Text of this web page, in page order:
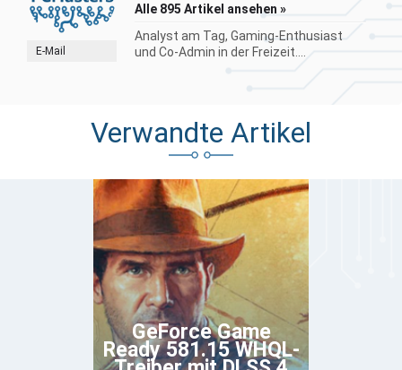
E-Mail
Alle 895 Artikel ansehen »
Analyst am Tag, Gaming-Enthusiast
und Co-Admin in der Freizeit....
Verwandte Artikel
GeForce Game
Ready 581.15 WHQL-